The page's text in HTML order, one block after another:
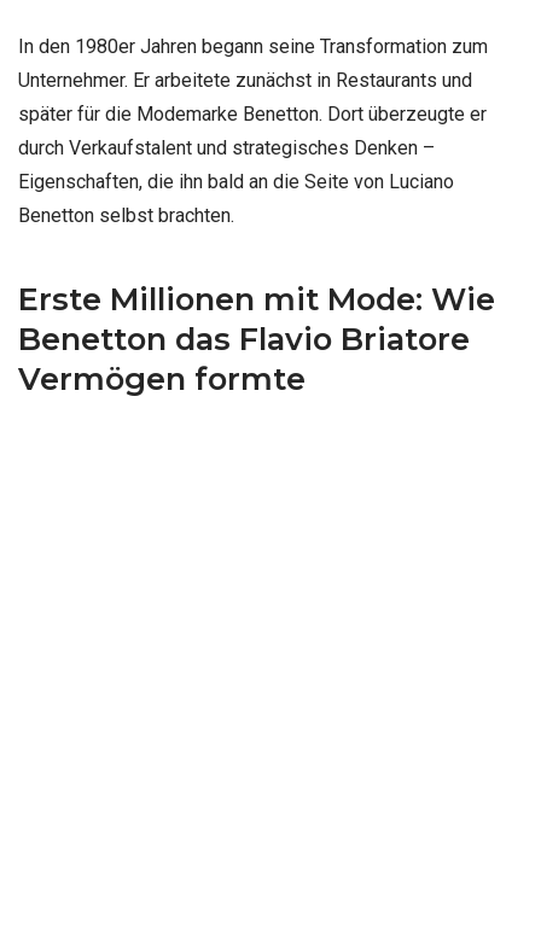
In den 1980er Jahren begann seine Transformation zum
Unternehmer. Er arbeitete zunächst in Restaurants und
später für die Modemarke Benetton. Dort überzeugte er
durch Verkaufstalent und strategisches Denken –
Eigenschaften, die ihn bald an die Seite von Luciano
Benetton selbst brachten.
Erste Millionen mit Mode: Wie
Benetton das Flavio Briatore
Vermögen formte